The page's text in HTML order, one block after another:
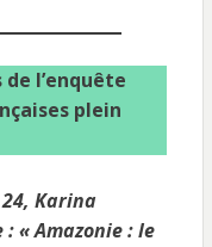
l’enquête
plein
Karina
« Amazonie : le